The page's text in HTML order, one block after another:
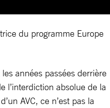
du programme Europe
années passées derrière
l’interdiction absolue de la
AVC, ce n’est pas la